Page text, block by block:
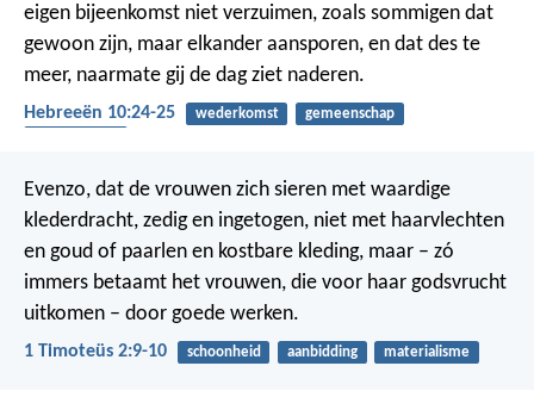
eigen bijeenkomst niet verzuimen, zoals sommigen dat
gewoon zijn, maar elkander aansporen, en dat des te
meer, naarmate gij de dag ziet naderen.
Hebreeën 10:24-25 wederkomst
gemeenschap
Evenzo, dat de vrouwen zich sieren met waardige
klederdracht, zedig en ingetogen, niet met haarvlechten
en goud of paarlen en kostbare kleding, maar – zó
immers betaamt het vrouwen, die voor haar godsvrucht
uitkomen – door goede werken.
1 Timoteüs 2:9-10 schoonheid aanbidding materialisme